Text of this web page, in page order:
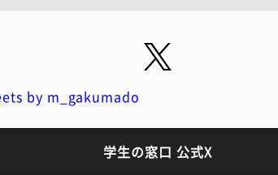
by m_gakumado
学生の窓口 公式X